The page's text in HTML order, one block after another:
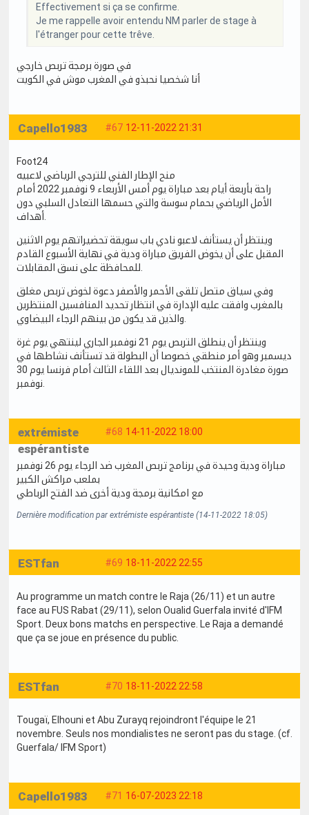
Effectivement si ça se confirme.
Je me rappelle avoir entendu NM parler de stage à
l'étranger pour cette trêve.
في صورة برمجة تربص خارجي
أنا شخصيا نحبذو في المغرب موش في الكويت
#67 12-11-2022 21:31
Capello1983
Foot24
منح الإطار الفني للترجي الرياضي لاعبيه
راحة بأربعة أيام بعد مباراة يوم أمس الأربعاء 9 نوفمبر 2022 أمام
الأمل الرياضي بحمام سوسة والتي حسمها التعادل السلبي دون
أهداف.
وينتظر أن يستأنف لاعبو نادي باب سويقة تحضيراتهم يوم الاثنين
المقبل على أن يخوض الفريق مباراة ودية في نهاية الأسبوع القادم
للمحافظة على نسق المقابلات.
وفي سياق متصل تلقى الأحمر والأصفر دعوة لخوض تربص مغلق
بالمغرب وافقت عليه الإدارة في انتظار تحديد المنافسين المنتظرين
والذين قد يكون من بينهم الرجاء البيضاوي.
وينتظر أن ينطلق التربص يوم 21 نوفمبر الجاري لينتهي يوم غرة
ديسمبر وهو أمر منطقي خصوصا أن البطولة قد تستأنف نشاطها في
صورة مغادرة المنتخب للمونديال بعد اللقاء الثالث أمام فرنسا يوم 30
نوفمبر.
#68 14-11-2022 18:00
extrémiste
espérantiste
مباراة ودية وحيدة في برنامج تربص المغرب ضد الرجاء يوم 26 نوفمبر
بملعب مراكش الكبير
مع امكانية برمجة ودية أخرى ضد الفتح الرباطي
Dernière modification par extrémiste espérantiste (14-11-2022 18:05)
#69 18-11-2022 22:55
ESTfan
Au programme un match contre le Raja (26/11) et un autre
face au FUS Rabat (29/11), selon Oualid Guerfala invité d'IFM
Sport. Deux bons matchs en perspective. Le Raja a demandé
que ça se joue en présence du public.
#70 18-11-2022 22:58
ESTfan
Tougaï, Elhouni et Abu Zurayq rejoindront l'équipe le 21
novembre. Seuls nos mondialistes ne seront pas du stage. (cf.
Guerfala/ IFM Sport)
#71 16-07-2023 22:18
Capello1983